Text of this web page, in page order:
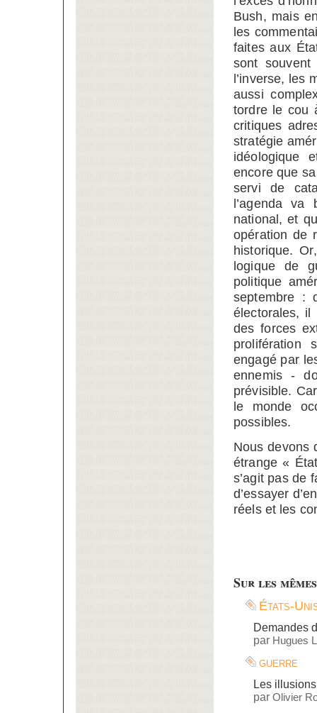
Bush, mais
les
faites aux
sont
l’inverse, les
aussi
tordre le cou
critiques
stratégie
idéologique
encore que
servi de
l’agenda
national, et
opération de
historique.
logique de
politique
septembre :
électorales, il
des forces
prolifération
engagé par
ennemis -
prévisible.
le monde
possibles.
Nous devons
étrange «
s’agit pas de
d’essayer
réels et les
Sur les
États-
Demandes
par Hugues
guerre
Les
par Olivier